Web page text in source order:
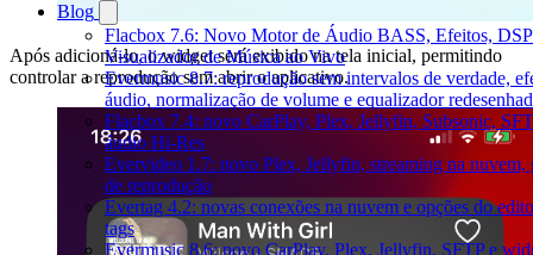
Blog
Flacbox 7.6: Novo Motor de Áudio BASS, Efeitos,
Visualizador de Música ao Vivo
Evermusic 8.7: reprodução sem intervalos de verdade,
áudio, normalização de volume e equalizador
Flacbox 7.4: novo CarPlay, Plex, Jellyfin, Subsonic,
áudio Hi-Res
Evervideo 1.7: novo Plex, Jellyfin, streaming na nuvem,
de reprodução
Evertag 4.2: novas conexões na nuvem e opções do
tags
Evermusic 8.6: novo CarPlay, Plex, Jellyfin, SFTP e
Após adicioná-lo, o widget será exibido na tela inicial, permitindo
controlar a reprodução sem abrir o aplicativo.